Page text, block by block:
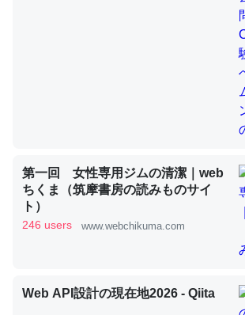
論文では「淡水はカルシウムも酸素も不
利だから両方が拮抗してるのでは」とあっ
いる鋏角類（カブトガニ・ウミグモ）は
ずキチンを強化してる筈だが、酵素が違う
─ニュース :: 【研究発表】昆虫学の大問題＝「昆
これを元に考えるとカルシウムを大量に使
類は苦労してるんだな…。腹足類だと殻
いのか」に関する新仮説
第一回 女性専用ジムの清潔｜web
ちくま（筑摩書房の読みものサイ
ト）
246 users www.webchikuma.com
Web API設計の現在地2026 - Qiita